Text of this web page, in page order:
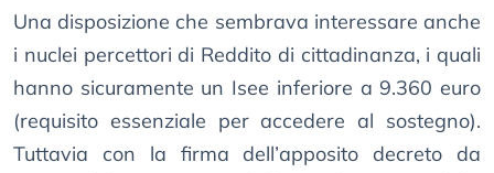
Una disposizione che sembrava interessare anche
i nuclei percettori di Reddito di cittadinanza, i quali
hanno sicuramente un Isee inferiore a 9.360 euro
(requisito essenziale per accedere al sostegno).
Tuttavia con la firma dell’apposito decreto da